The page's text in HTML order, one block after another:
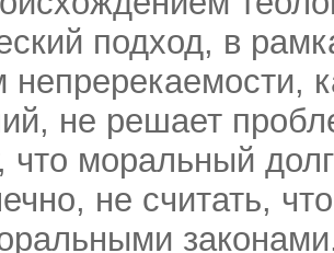
подход, в
непререкаемости,
не решает
что моральный
не считать,